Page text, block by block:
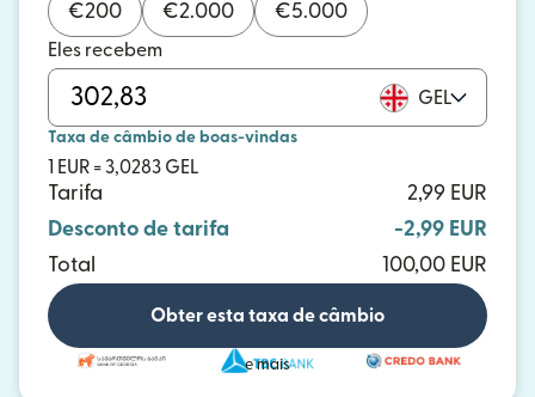
€200 €2.000 €5.000
Eles recebem
GEL
Taxa de câmbio de boas-vindas
1 EUR = 3,0283 GEL
Tarifa
2,99 EUR
Desconto de tarifa
-2,99 EUR
Total
100,00 EUR
Obter esta taxa de câmbio
e mais